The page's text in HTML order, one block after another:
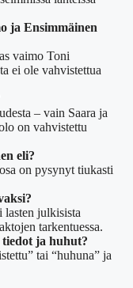
ja Ensimmäinen
vaimo Toni
ei ole vahvistettua
– vain Saara ja
on vahvistettu
eli?
on pysynyt tiukasti
lasten julkisista
tarkentuessa.
ja huhut?
tai “huhuna” ja